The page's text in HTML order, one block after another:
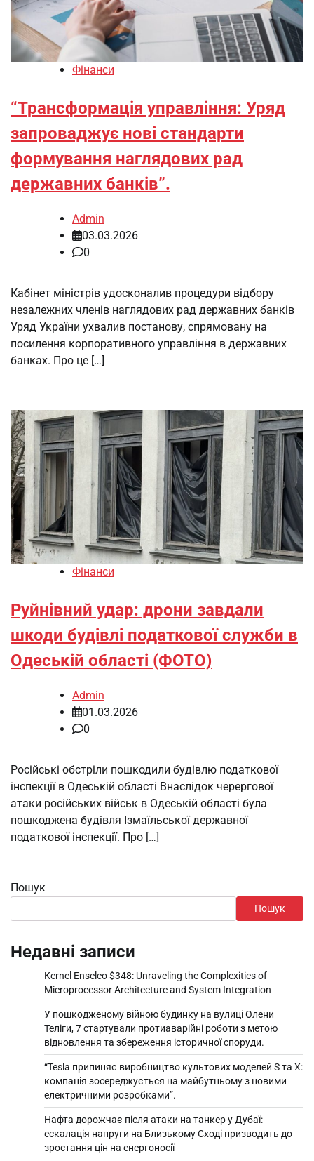
Фінанси
“Трансформація управління: Уряд
запроваджує нові стандарти
формування наглядових рад
державних банків”.
Admin
03.03.2026
0
Кабінет міністрів удосконалив процедури відбору
незалежних членів наглядових рад державних банків
Уряд України ухвалив постанову, спрямовану на
посилення корпоративного управління в державних
банках. Про це […]
Фінанси
Руйнівний удар: дрони завдали
шкоди будівлі податкової служби в
Одеській області (ФОТО)
Admin
01.03.2026
0
Російські обстріли пошкодили будівлю податкової
інспекції в Одеській області Внаслідок черергової
атаки російських військ в Одеській області була
пошкоджена будівля Ізмаїльської державної
податкової інспекції. Про […]
Пошук
Пошук
Недавні записи
Kernel Enselco $348: Unraveling the Complexities of
Microprocessor Architecture and System Integration
У пошкодженому війною будинку на вулиці Олени
Теліги, 7 стартували протиаварійні роботи з метою
відновлення та збереження історичної споруди.
“Tesla припиняє виробництво культових моделей S та X:
компанія зосереджується на майбутньому з новими
електричними розробками”.
Нафта дорожчає після атаки на танкер у Дубаї:
ескалація напруги на Близькому Сході призводить до
зростання цін на енергоносії